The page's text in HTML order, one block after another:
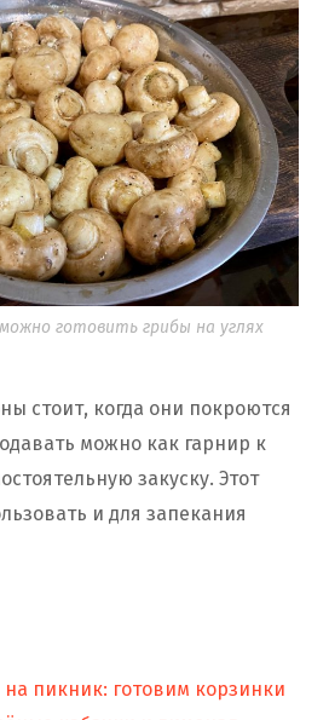
готовить грибы на углях
стоит, когда они покроются
можно как гарнир к
закуску. Этот
и для запекания
пикник: готовим корзинки